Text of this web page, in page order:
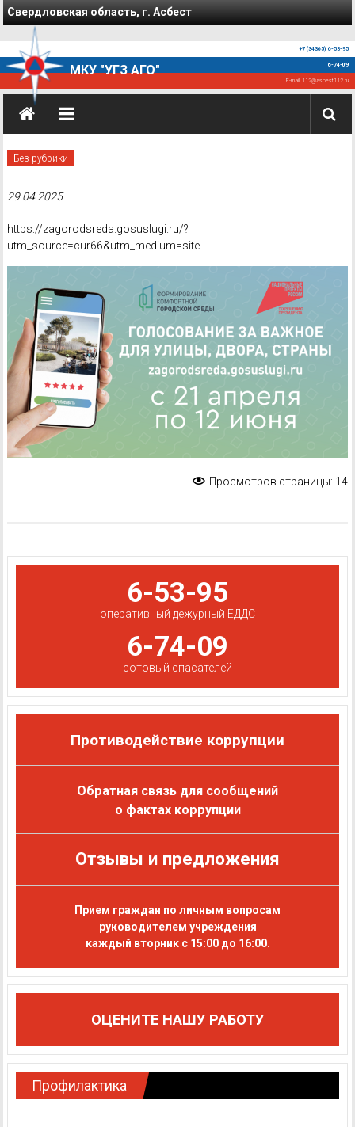
Перейти к содержимому
Свердловская область, г. Асбест
+7 (34365) 6-53-95
6-74-09
E-mail: 112@asbest112.ru
МКУ "УГЗ АГО"
Без рубрики
29.04.2025
https://zagorodsreda.gosuslugi.ru/?
utm_source=cur66&utm_medium=site
Просмотров страницы: 14
6-53-95
оперативный дежурный ЕДДС
6-74-09
сотовый спасателей
Противодействие коррупции
Обратная связь для сообщений
о фактах коррупции
Отзывы и предложения
Прием граждан по личным вопросам
руководителем учреждения
каждый вторник с 15:00 до 16:00.
ОЦЕНИТЕ НАШУ РАБОТУ
Профилактика